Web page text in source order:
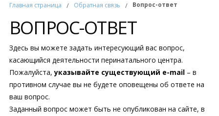
Главная страница / Обратная связь / Вопрос-ответ
ВОПРОС-ОТВЕТ
Здесь вы можете задать интересующий вас вопрос,
касающийся деятельности перинатального центра.
Пожалуйста,указывайте существующий e-mail– в
противном случае вы не будете оповещены об ответе на
ваш вопрос.
Заданный вопрос может быть не опубликован на сайте, в